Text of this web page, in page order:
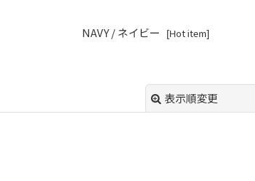
NAVY / ネイビー [Hot item]
表示順変更